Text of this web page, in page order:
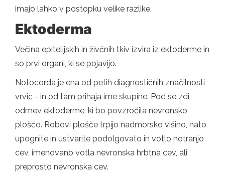
imajo lahko v postopku velike razlike.
Ektoderma
Večina epitelijskih in živčnih tkiv izvira iz ektoderme in
so prvi organi, ki se pojavijo.
Notocorda je ena od petih diagnostičnih značilnosti
vrvic - in od tam prihaja ime skupine. Pod se zdi
odmev ektoderme, ki bo povzročila nevronsko
ploščo. Robovi plošče trpijo nadmorsko višino, nato
upognite in ustvarite podolgovato in votlo notranjo
cev, imenovano votla nevronska hrbtna cev, ali
preprosto nevronska cev.